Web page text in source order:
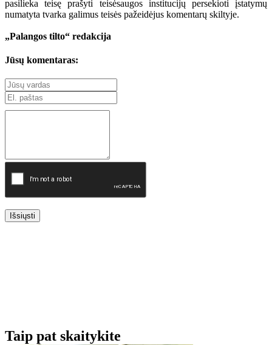
pasilieka teisę prašyti teisėsaugos institucijų persekioti įstatymų
numatyta tvarka galimus teisės pažeidėjus komentarų skiltyje.
„Palangos tilto“ redakcija
Jūsų komentaras:
Išsiųsti
Taip pat skaitykite